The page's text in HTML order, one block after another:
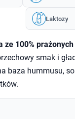
Laktozy
ze 100%
smak i
baza hummusu,